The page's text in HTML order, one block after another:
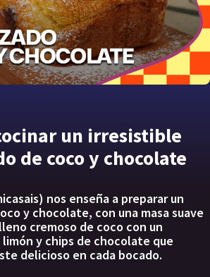
un irresistible
de coco y chocolate
nos enseña a preparar un
y chocolate, con una masa suave
cremoso de coco con un
y chips de chocolate que
delicioso en cada bocado.